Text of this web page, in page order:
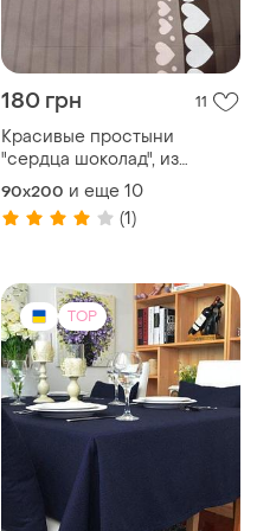
195 грн
Красивая нарядная
синего) цвета
100x140 и еще 10
TOP